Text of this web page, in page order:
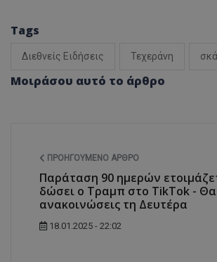
Tags
Διεθνείς Ειδήσεις Τεχεράνη
Μοιράσου αυτό το άρθρο
ΠΡΟΗΓΟΎΜΕΝΟ ΆΡΘΡΟ
Παράταση 90 ημερών
δώσει ο Τραμπ στο TikTok - Θα
ανακοινώσεις τη Δευτέρα
18.01.2025 - 22:02